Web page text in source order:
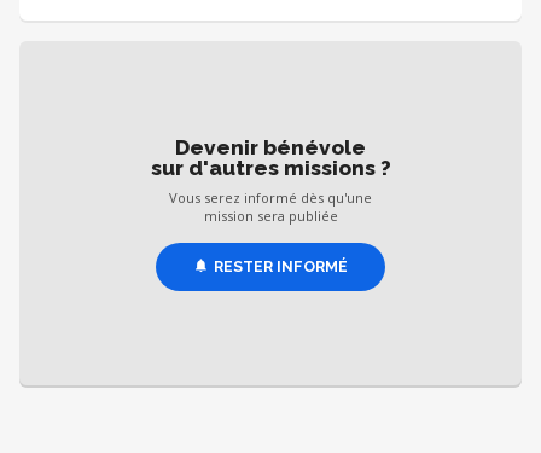
Devenir bénévole
sur d'autres missions ?
Vous serez informé dès qu'une
mission sera publiée
RESTER INFORMÉ